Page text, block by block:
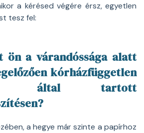
a kérésed végére érsz, egyetlen
tesz fel:
ön a várandóssága alatt
kórházfüggetlen
által tartott
a hegye már szinte a papírhoz